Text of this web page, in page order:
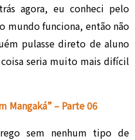
agora, eu conheci pelo
mundo funciona, então não
pulasse direto de aluno
seria muito mais difícil
Mangaká” – Parte 06
sem nenhum tipo de